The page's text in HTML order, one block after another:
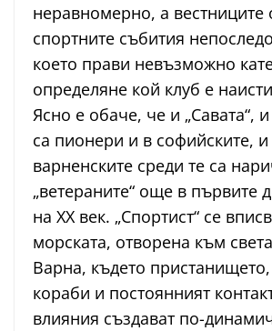
неравномерно, а вестниците
спортните събития
което прави невъзможно
определяне кой клуб е
Ясно е обаче, че и „Савата“, и
са пионери и в софийските,
варненските среди те са
„ветераните“ още в първите
на ХХ век. „Спортист“ се
морската, отворена към
Варна, където
кораби и постоянният
влияния създават по-